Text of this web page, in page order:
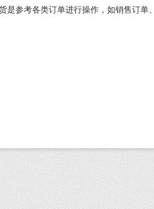
参考各类订单进行操作，如销售订单